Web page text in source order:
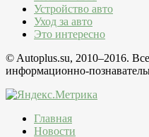
Устройство авто
Уход за авто
Это интересно
© Autoplus.su, 2010–2016.
информационно-
Главная
Новости